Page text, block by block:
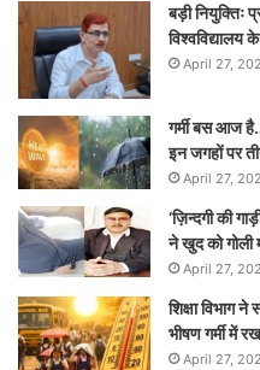
बड़ी नियुक्तिः
विश्वविद्यालय
April 27,
गर्मी बस आज
इन जगहों पर
April 27,
‘ज़िन्दगी की
ने खुद को गोली
April 27,
शिक्षा विभाग
भीषण गर्मी में
April 27,